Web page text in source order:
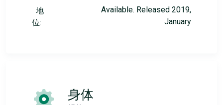
地
位:
Available. Released 2019,
January
身体